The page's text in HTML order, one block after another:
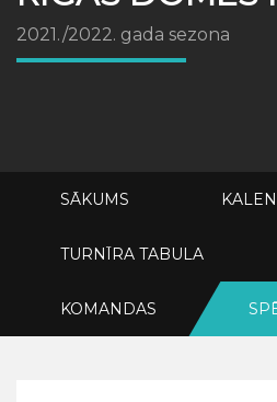
2021./2022. gada sezona
SĀKUMS
TURNĪRA TABULA
KOMANDAS